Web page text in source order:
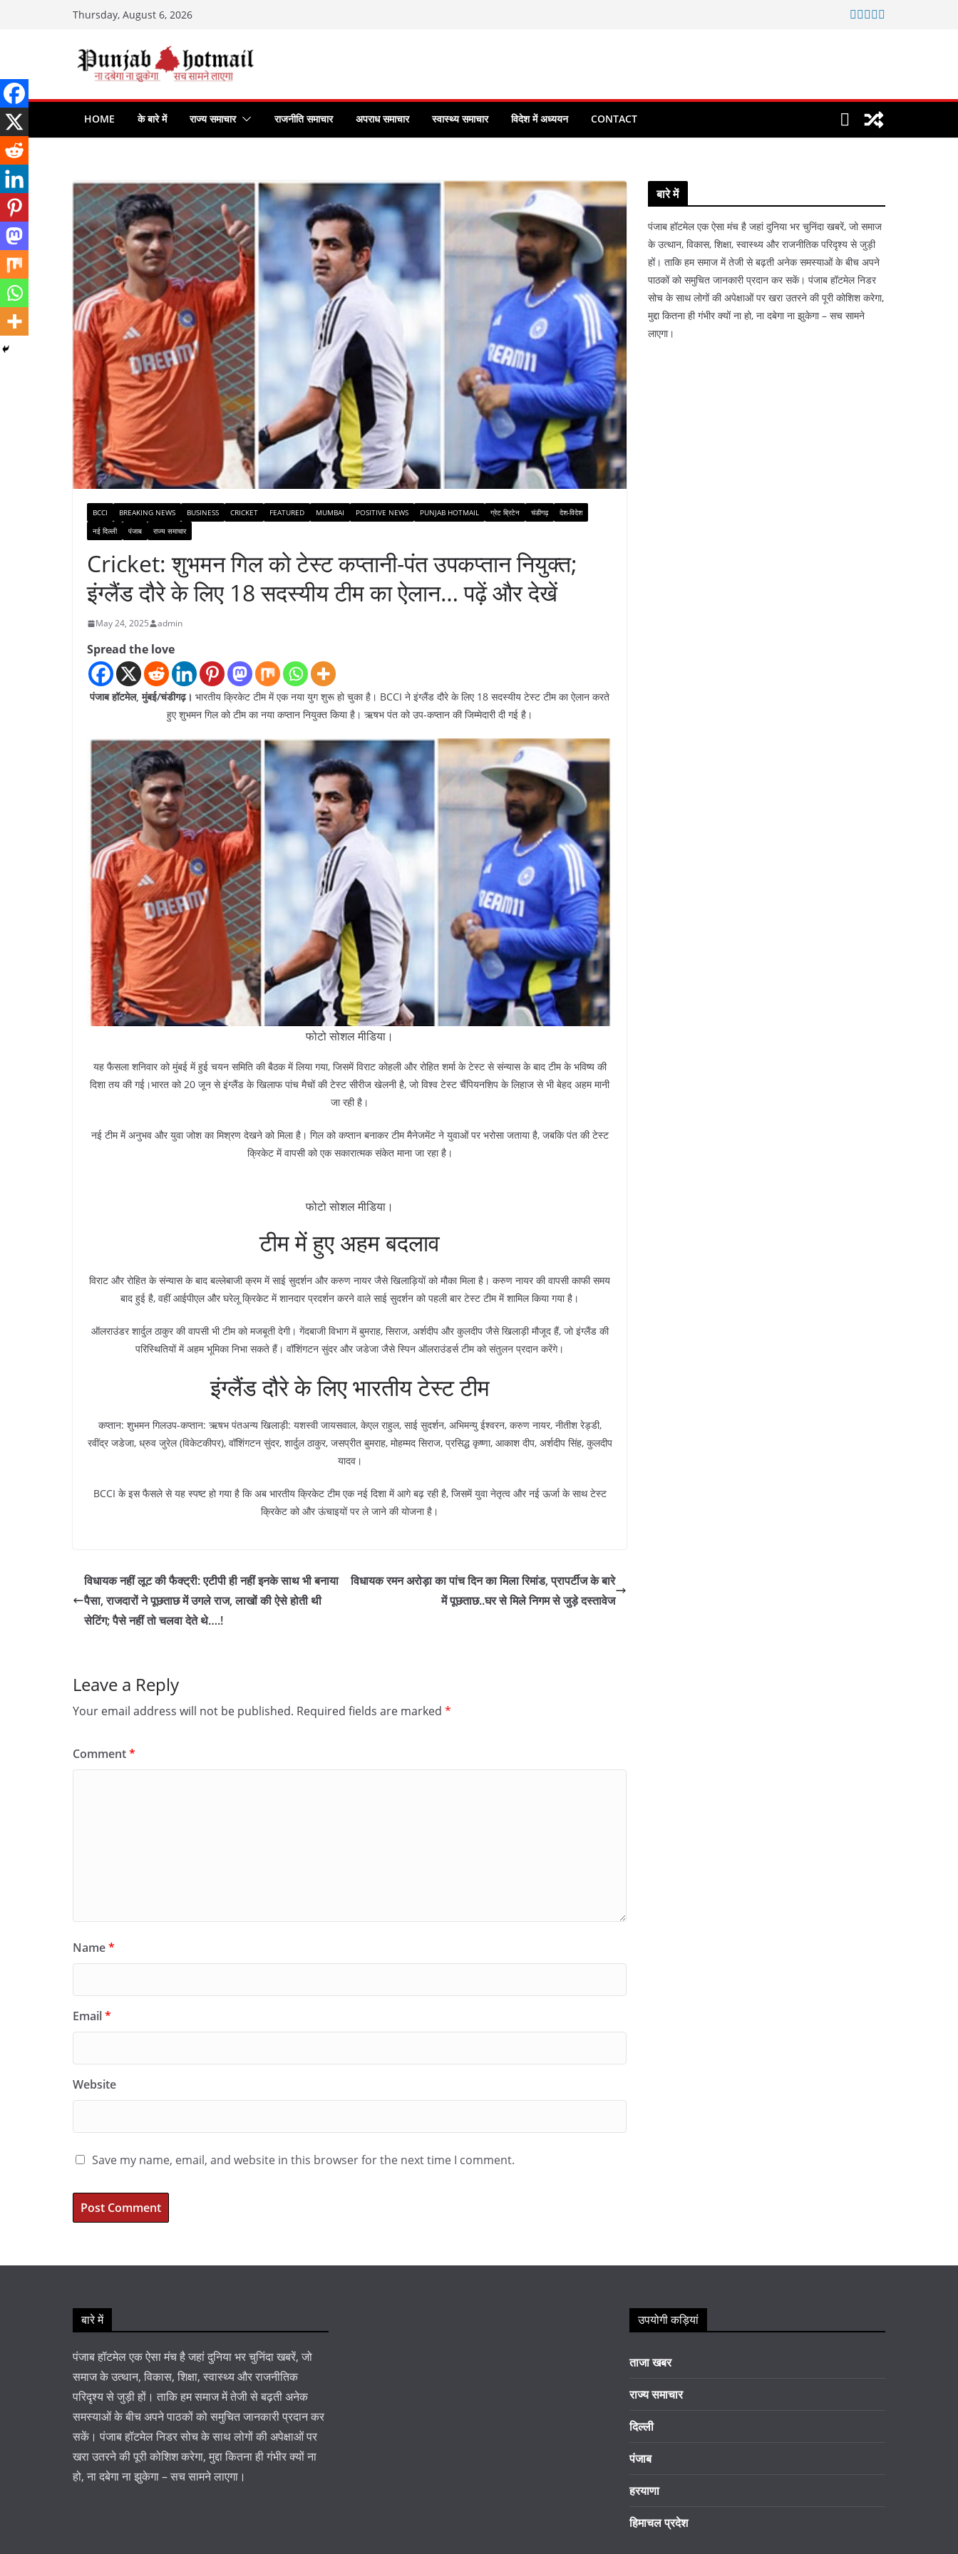
Thursday, August 6, 2026
HOME के बारे में राज्य समाचार राजनीति समाचार अपराध समाचार स्वास्थ्य समाचार विदेश में अध्ययन CONTACT
BCCI BREAKING NEWS BUSINESS CRICKET FEATURED MUMBAI POSITIVE NEWS PUNJAB HOTMAIL ग्रेट ब्रिटेन चंडीगढ़
देश-विदेश
नई दिल्ली
पंजाब राज्य समाचार
Cricket: शुभमन गिल को टेस्ट कप्तानी-पंत उपकप्तान नियुक्त;
इंग्लैंड दौरे के लिए 18 सदस्यीय टीम का ऐलान… पढ़ें और देखें
May 24, 2025 admin
Spread the love
पंजाब हॉटमेल, मुंबई/चंडीगढ़। भारतीय क्रिकेट टीम में एक नया युग शुरू हो चुका है। BCCI ने इंग्लैंड दौरे के लिए 18 सदस्यीय टेस्ट टीम का ऐलान करते
हुए शुभमन गिल को टीम का नया कप्तान नियुक्त किया है। ऋषभ पंत को उप-कप्तान की जिम्मेदारी दी गई है।
फोटो सोशल मीडिया।
यह फैसला शनिवार को मुंबई में हुई चयन समिति की बैठक में लिया गया, जिसमें विराट कोहली और रोहित शर्मा के टेस्ट से संन्यास के बाद टीम के भविष्य की
दिशा तय की गई।भारत को 20 जून से इंग्लैंड के खिलाफ पांच मैचों की टेस्ट सीरीज खेलनी है, जो विश्व टेस्ट चैंपियनशिप के लिहाज से भी बेहद अहम मानी
जा रही है।
नई टीम में अनुभव और युवा जोश का मिश्रण देखने को मिला है। गिल को कप्तान बनाकर टीम मैनेजमेंट ने युवाओं पर भरोसा जताया है, जबकि पंत की टेस्ट
क्रिकेट में वापसी को एक सकारात्मक संकेत माना जा रहा है।
फोटो सोशल मीडिया।
टीम में हुए अहम बदलाव
विराट और रोहित के संन्यास के बाद बल्लेबाजी क्रम में साई सुदर्शन और करुण नायर जैसे खिलाड़ियों को मौका मिला है। करुण नायर की वापसी काफी समय
बाद हुई है, वहीं आईपीएल और घरेलू क्रिकेट में शानदार प्रदर्शन करने वाले साई सुदर्शन को पहली बार टेस्ट टीम में शामिल किया गया है।
ऑलराउंडर शार्दुल ठाकुर की वापसी भी टीम को मजबूती देगी। गेंदबाजी विभाग में बुमराह, सिराज, अर्शदीप और कुलदीप जैसे खिलाड़ी मौजूद हैं, जो इंग्लैंड की
परिस्थितियों में अहम भूमिका निभा सकते हैं। वॉशिंगटन सुंदर और जडेजा जैसे स्पिन ऑलराउंडर्स टीम को संतुलन प्रदान करेंगे।
इंग्लैंड दौरे के लिए भारतीय टेस्ट टीम
कप्तान: शुभमन गिलउप-कप्तान: ऋषभ पंतअन्य खिलाड़ी: यशस्वी जायसवाल, केएल राहुल, साई सुदर्शन, अभिमन्यु ईश्वरन, करुण नायर, नीतीश रेड्डी,
रवींद्र जडेजा, ध्रुव जुरेल (विकेटकीपर), वॉशिंगटन सुंदर, शार्दुल ठाकुर, जसप्रीत बुमराह, मोहम्मद सिराज, प्रसिद्ध कृष्णा, आकाश दीप, अर्शदीप सिंह, कुलदीप
यादव।
BCCI के इस फैसले से यह स्पष्ट हो गया है कि अब भारतीय क्रिकेट टीम एक नई दिशा में आगे बढ़ रही है, जिसमें युवा नेतृत्व और नई ऊर्जा के साथ टेस्ट
क्रिकेट को और ऊंचाइयों पर ले जाने की योजना है।
विधायक नहीं लूट की फैक्ट्री: एटीपी ही नहीं इनके साथ भी बनाया
पैसा, राजदारों ने पूछताछ में उगले राज, लाखों की ऐसे होती थी
सेटिंग; पैसे नहीं तो चलवा देते थे….!
विधायक रमन अरोड़ा का पांच दिन का मिला रिमांड, प्रापर्टीज के बारे
में पूछताछ..घर से मिले निगम से जुड़े दस्तावेज
Leave a Reply
Your email address will not be published. Required fields are marked *
Comment*
Name*
Email*
Website
Save my name, email, and website in this browser for the next time I comment.
बारे में
पंजाब हॉटमेल एक ऐसा मंच है जहां दुनिया भर चुनिंदा खबरें, जो समाज
के उत्थान, विकास, शिक्षा, स्वास्थ्य और राजनीतिक परिदृश्य से जुड़ी
हों। ताकि हम समाज में तेजी से बढ़ती अनेक समस्याओं के बीच अपने
पाठकों को समुचित जानकारी प्रदान कर सकें। पंजाब हॉटमेल निडर
सोच के साथ लोगों की अपेक्षाओं पर खरा उतरने की पूरी कोशिश करेगा,
मुद्दा कितना ही गंभीर क्यों ना हो, ना दबेगा ना झुकेगा – सच सामने
लाएगा।
बारे में
पंजाब हॉटमेल एक ऐसा मंच है जहां दुनिया भर चुनिंदा खबरें, जो
समाज के उत्थान, विकास, शिक्षा, स्वास्थ्य और राजनीतिक
परिदृश्य से जुड़ी हों। ताकि हम समाज में तेजी से बढ़ती अनेक
समस्याओं के बीच अपने पाठकों को समुचित जानकारी प्रदान कर
सकें। पंजाब हॉटमेल निडर सोच के साथ लोगों की अपेक्षाओं पर
खरा उतरने की पूरी कोशिश करेगा, मुद्दा कितना ही गंभीर क्यों ना
हो, ना दबेगा ना झुकेगा – सच सामने लाएगा।
उपयोगी कड़ियां
ताजा खबर
राज्य समाचार
दिल्ली
पंजाब
हरयाणा
हिमाचल प्रदेश